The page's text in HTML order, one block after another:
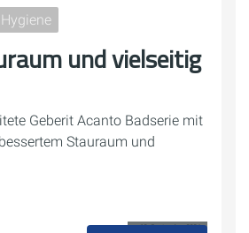
und vielseitig
Geberit Acanto Badserie mit
Stauraum und
10. September 2024